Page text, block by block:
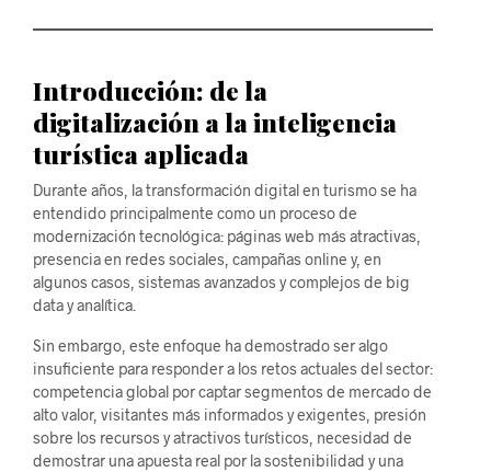
Introducción: de la
digitalización a la inteligencia
turística aplicada
Durante años, la transformación digital en turismo se ha
entendido principalmente como un proceso de
modernización tecnológica: páginas web más atractivas,
presencia en redes sociales, campañas online y, en
algunos casos, sistemas avanzados y complejos de big
data y analítica.
Sin embargo, este enfoque ha demostrado ser algo
insuficiente para responder a los retos actuales del sector:
competencia global por captar segmentos de mercado de
alto valor, visitantes más informados y exigentes, presión
sobre los recursos y atractivos turísticos, necesidad de
demostrar una apuesta real por la sostenibilidad y una